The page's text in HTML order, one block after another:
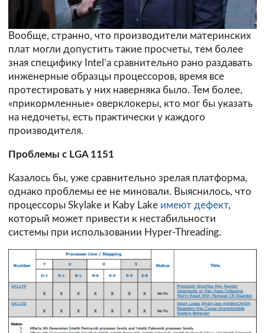
Вообще, странно, что производители материнских
плат могли допустить такие просчеты, тем более
зная специфику Intel’а сравнительно рано раздавать
инженерные образцы процессоров, время все
протестировать у них наверняка было. Тем более,
«прикормленные» оверклокеры, кто мог бы указать
на недочеты, есть практически у каждого
производителя.
Проблемы с LGA 1151
Казалось бы, уже сравнительно зрелая платформа,
однако проблемы ее не миновали. Выяснилось, что
процессоры Skylake и Kaby Lake имеют дефект,
который может привести к нестабильности
системы при использовании Hyper-Threading.